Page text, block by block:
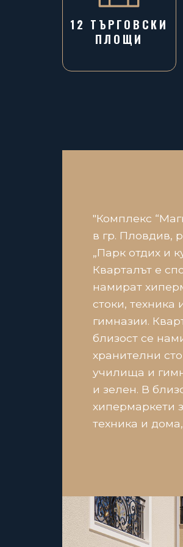
12 ТЪРГОВСКИ
ПЛОЩИ
"Комплекс
в гр. Пловдив,
„Парк отдих и
Кварталът е
намират
стоки,
гимназии.
близост се
хранителни
училища и
и зелен. В
хипермаркети
техника и